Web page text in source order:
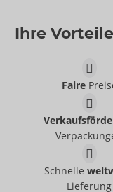
Fun Factory
07539200000
Tester BIJOU
Ihre Vorteile
Faire
Schnelle
Lieferung